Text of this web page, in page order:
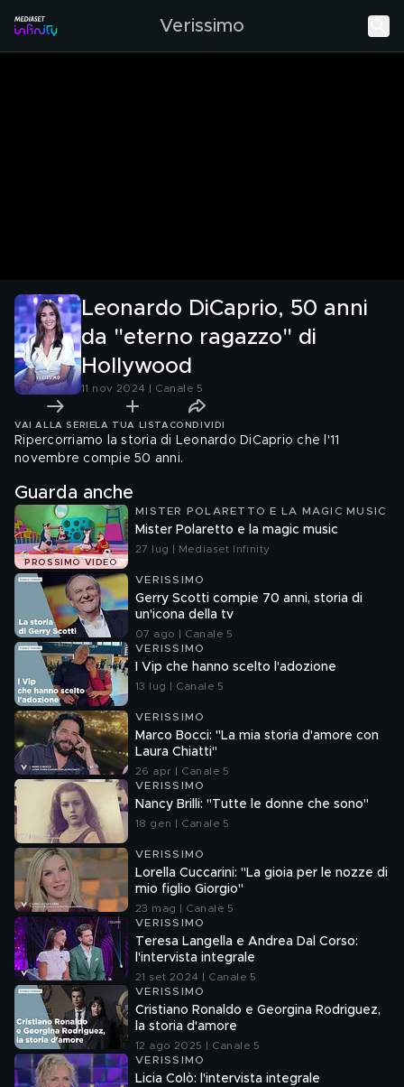
Verissimo
Leonardo DiCaprio, 50 anni
da "eterno ragazzo" di
Hollywood
11 nov 2024 | Canale 5
VAI ALLA SERIE LA TUA LISTA CONDIVIDI
Ripercorriamo la storia di Leonardo DiCaprio che l'11
novembre compie 50 anni.
Guarda anche
PROSSIMO VIDEO
MISTER POLARETTO E LA MAGIC MUSIC
Mister Polaretto e la magic music
27 lug | Mediaset Infinity
VERISSIMO
Gerry Scotti compie 70 anni, storia di
un'icona della tv
07 ago | Canale 5
VERISSIMO
I Vip che hanno scelto l'adozione
13 lug | Canale 5
VERISSIMO
Marco Bocci: "La mia storia d'amore con
Laura Chiatti"
26 apr | Canale 5
VERISSIMO
Nancy Brilli: "Tutte le donne che sono"
18 gen | Canale 5
VERISSIMO
Lorella Cuccarini: "La gioia per le nozze di
mio figlio Giorgio"
23 mag | Canale 5
VERISSIMO
Teresa Langella e Andrea Dal Corso:
l'intervista integrale
21 set 2024 | Canale 5
VERISSIMO
Cristiano Ronaldo e Georgina Rodriguez,
la storia d'amore
12 ago 2025 | Canale 5
VERISSIMO
Licia Colò: l'intervista integrale